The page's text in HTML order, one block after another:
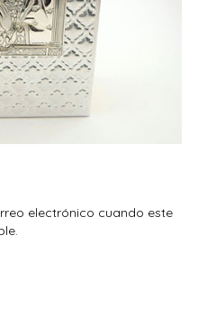
electrónico cuando este